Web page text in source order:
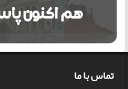
تماس با ما